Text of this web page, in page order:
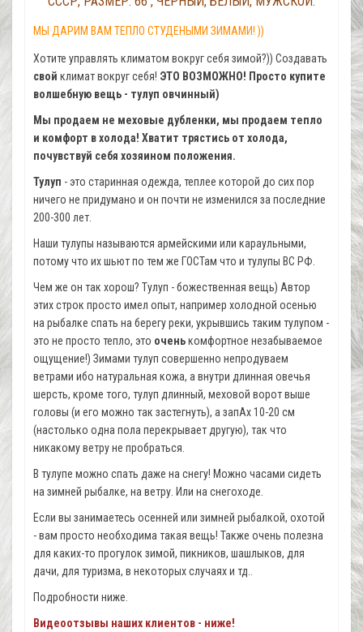
МЫ ДАРИМ ВАМ ТЕПЛО СТУДЕНЫМИ ЗИМАМИ! ))
Хотите управлять климатом вокруг себя зимой?)) Создавать
свой климат вокруг себя! ЭТО ВОЗМОЖНО! Просто купите
волшебную вещь - тулуп овчинный)
Мы продаем не меховые дубленки, мы продаем тепло
и комфорт в холода! Хватит трястись от холода,
почувствуй себя хозяином положения.
Тулуп - это старинная одежда, теплее которой до сих пор
ничего не придумано и он почти не изменился за последние
200-300 лет.
Наши тулупы называются армейскими или караульными,
потому что их шьют по тем же ГОСТам что и тулупы ВС РФ.
Чем же он так хорош? Тулуп - божественная вещь) Автор
этих строк просто имел опыт, например холодной осенью
на рыбалке спать на берегу реки, укрывшись таким тулупом -
это не просто тепло, это оченькомфортное незабываемое
ощущение!) Зимами тулуп совершенно непродуваем
ветрами ибо натуральная кожа, а внутри длинная овечья
шерсть, кроме того, тулуп длинный, меховой ворот выше
головы (и его можно так застегнуть), а запАх 10-20 см
(настолько одна пола перекрывает другую), так что
никакому ветру не пробраться.
В тулупе можно спать даже на снегу! Можно часами сидеть
на зимней рыбалке, на ветру. Или на снегоходе.
Если вы занимаетесь осенней или зимней рыбалкой, охотой
- вам просто необходима такая вещь! Также очень полезна
для каких-то прогулок зимой, пикников, шашлыков, для
дачи, для туризма, в некоторых случаях и тд..
Подробности ниже.
Видеоотзывы наших клиентов - ниже!